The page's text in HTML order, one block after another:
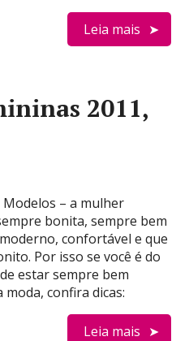
Leia mais
2011,
– a mulher
bonita, sempre bem
confortável e que
Por isso se você é do
estar sempre bem
moda, confira dicas:
Leia mais